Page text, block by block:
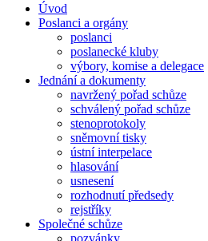
Úvod
Poslanci a orgány
poslanci
poslanecké kluby
výbory, komise a delegace
Jednání a dokumenty
navržený pořad schůze
schválený pořad schůze
stenoprotokoly
sněmovní tisky
ústní interpelace
hlasování
usnesení
rozhodnutí předsedy
rejstříky
Společné schůze
pozvánky